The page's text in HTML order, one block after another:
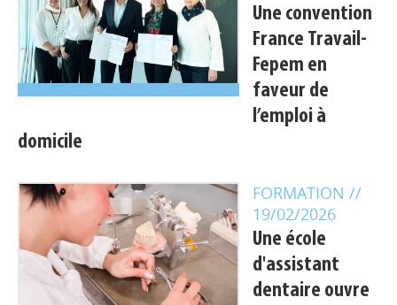
Une convention
France Travail-
Fepem en
faveur de
l’emploi à
domicile
FORMATION //
19/02/2026
Une école
d'assistant
dentaire ouvre